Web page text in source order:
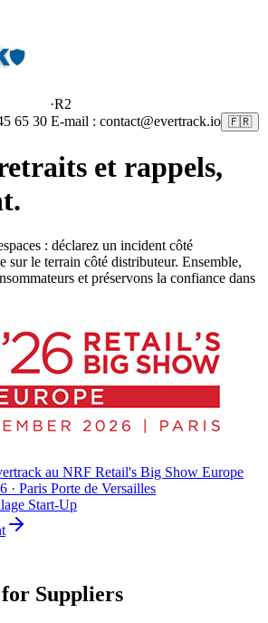
·R2
65 30 E-mail : contact@evertrack.io 🇫🇷
et rappels,
.
: déclarez un incident côté
sur le terrain côté distributeur. Ensemble,
et préservons la confiance dans
au NRF Retail's Big Show Europe
· Paris Porte de Versailles
Start-Up
Suppliers